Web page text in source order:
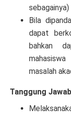
Bila
dapat
bahkan
masalah
Tanggung